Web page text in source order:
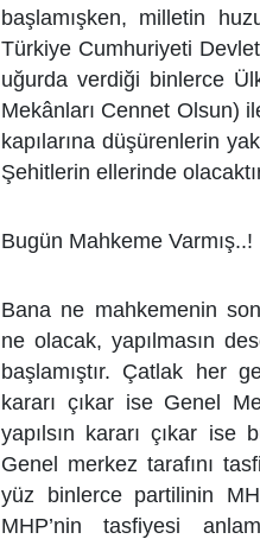
başlamışken, milletin
Türkiye Cumhuriyeti
uğurda verdiği binlerce
Mekânları Cennet Olsun)
kapılarına düşürenlerin
Şehitlerin ellerinde
Bugün Mahkeme Varmış..!
Bana ne mahkemenin
ne olacak, yapılmasın
başlamıştır. Çatlak her
kararı çıkar ise Genel
yapılsın kararı çıkar
Genel merkez tarafını
yüz binlerce partilinin
MHP’nin tasfiyesi